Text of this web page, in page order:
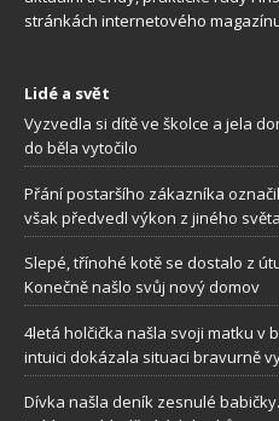
stránkách internetového
Lidé a svět
Vyzvedla si dítě ve školce a jela
do běla vytočilo
Přání postaršího zákazníka
však předvedl výkon z jiného světa
Slepé, třínohé kotě se dostalo z
Konečně našlo svůj nový domov
4letá holčička našla svoji matku v
intuici dokázala situaci bravurně
Dívka našla deník zesnulé